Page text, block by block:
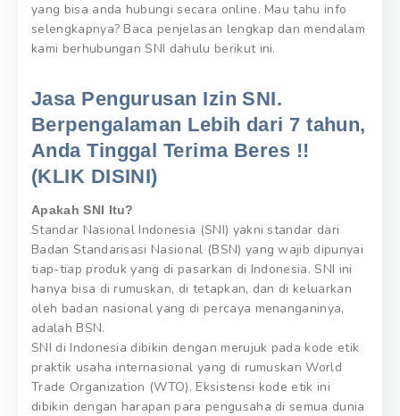
yang bisa anda hubungi secara online. Mau tahu info
selengkapnya? Baca penjelasan lengkap dan mendalam
kami berhubungan SNI dahulu berikut ini.
Jasa Pengurusan Izin SNI.
Berpengalaman Lebih dari 7 tahun,
Anda Tinggal Terima Beres !!
(KLIK DISINI)
Apakah SNI Itu?
Standar Nasional Indonesia (SNI) yakni standar dari
Badan Standarisasi Nasional (BSN) yang wajib dipunyai
tiap-tiap produk yang di pasarkan di Indonesia. SNI ini
hanya bisa di rumuskan, di tetapkan, dan di keluarkan
oleh badan nasional yang di percaya menanganinya,
adalah BSN.
SNI di Indonesia dibikin dengan merujuk pada kode etik
praktik usaha internasional yang di rumuskan World
Trade Organization (WTO). Eksistensi kode etik ini
dibikin dengan harapan para pengusaha di semua dunia